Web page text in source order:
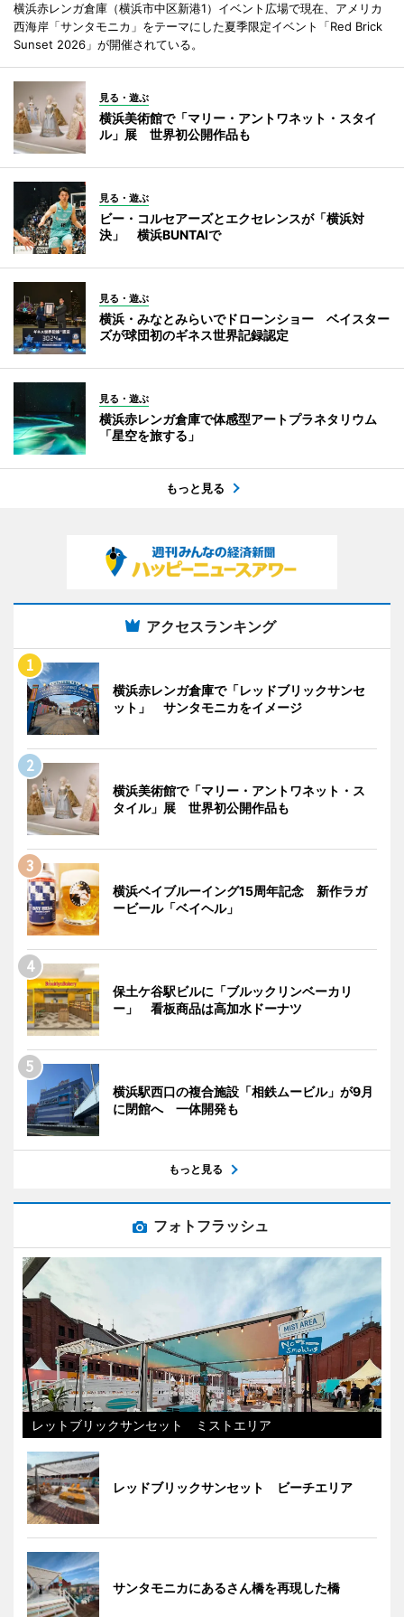
横浜赤レンガ倉庫（横浜市中区新港1）イベント広場で現在、アメリカ
西海岸「サンタモニカ」をテーマにした夏季限定イベント「Red Brick
Sunset 2026」が開催されている。
見る・遊ぶ
横浜美術館で「マリー・アントワネット・スタイ
ル」展 世界初公開作品も
見る・遊ぶ
ビー・コルセアーズとエクセレンスが「横浜対
決」 横浜BUNTAIで
見る・遊ぶ
横浜・みなとみらいでドローンショー ベイスター
ズが球団初のギネス世界記録認定
見る・遊ぶ
横浜赤レンガ倉庫で体感型アートプラネタリウム
「星空を旅する」
もっと見る
アクセスランキング
横浜赤レンガ倉庫で「レッドブリックサンセ
ット」 サンタモニカをイメージ
横浜美術館で「マリー・アントワネット・ス
タイル」展 世界初公開作品も
横浜ベイブルーイング15周年記念 新作ラガ
ービール「ベイヘル」
保土ケ谷駅ビルに「ブルックリンベーカリ
ー」 看板商品は高加水ドーナツ
横浜駅西口の複合施設「相鉄ムービル」が9月
に閉館へ 一体開発も
もっと見る
フォトフラッシュ
レットブリックサンセット ミストエリア
レッドブリックサンセット ビーチエリア
サンタモニカにあるさん橋を再現した橋